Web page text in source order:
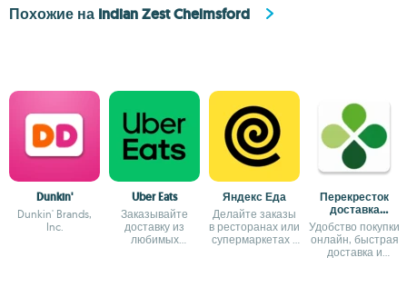
Похожие на Indian Zest Chelmsford
Dunkin'
Dunkin' Brands,
Inc.
Uber Eats
Заказывайте
доставку из
любимых
Яндекс Еда
Делайте заказы
в ресторанах или
супермаркетах с
Перекресток
доставка
продуктов
Удобство покупки
онлайн, быстрая
доставка и